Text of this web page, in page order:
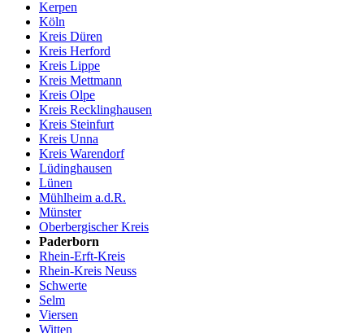
Kerpen
Köln
Kreis Düren
Kreis Herford
Kreis Lippe
Kreis Mettmann
Kreis Olpe
Kreis Recklinghausen
Kreis Steinfurt
Kreis Unna
Kreis Warendorf
Lüdinghausen
Lünen
Mühlheim a.d.R.
Münster
Oberbergischer Kreis
Paderborn
Rhein-Erft-Kreis
Rhein-Kreis Neuss
Schwerte
Selm
Viersen
Witten